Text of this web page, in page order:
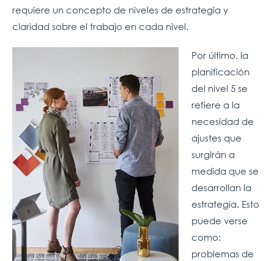
requiere un concepto de niveles de estrategia y
claridad sobre el trabajo en cada nivel.
Por último, la
planificación
del nivel 5 se
refiere a la
necesidad de
ajustes que
surgirán a
medida que se
desarrollan la
estrategia. Esto
puede verse
como:
problemas de